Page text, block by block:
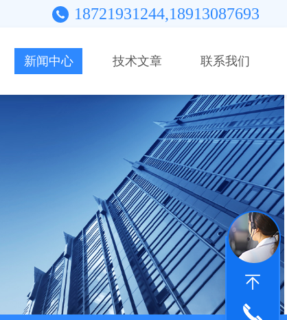
18721931244,18913087693
新闻中心 技术文章 联系我们